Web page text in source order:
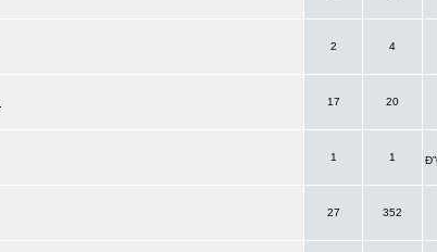
2 4
17 20
1 1
27 352